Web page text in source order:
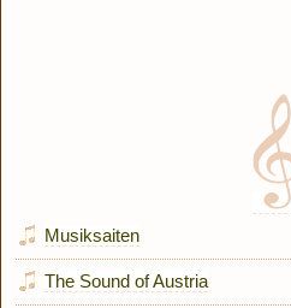
Musiksaiten
The Sound of Austria